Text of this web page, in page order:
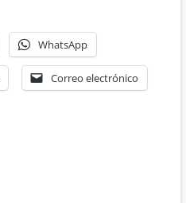
WhatsApp
Correo electrónico